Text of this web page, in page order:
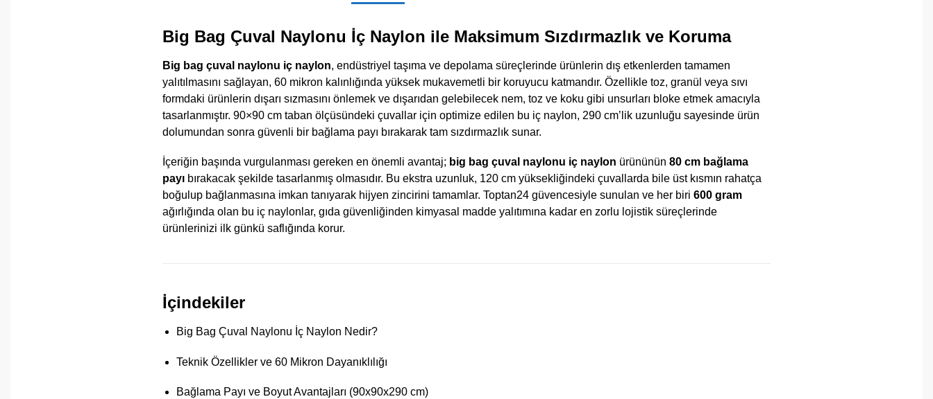
Big Bag Çuval Naylonu İç Naylon ile Maksimum Sızdırmazlık ve Koruma
Big bag çuval naylonu iç naylon, endüstriyel taşıma ve depolama süreçlerinde ürünlerin dış etkenlerden tamamen
yalıtılmasını sağlayan, 60 mikron kalınlığında yüksek mukavemetli bir koruyucu katmandır. Özellikle toz, granül veya sıvı
formdaki ürünlerin dışarı sızmasını önlemek ve dışarıdan gelebilecek nem, toz ve koku gibi unsurları bloke etmek amacıyla
tasarlanmıştır. 90×90 cm taban ölçüsündeki çuvallar için optimize edilen bu iç naylon, 290 cm’lik uzunluğu sayesinde ürün
dolumundan sonra güvenli bir bağlama payı bırakarak tam sızdırmazlık sunar.
İçeriğin başında vurgulanması gereken en önemli avantaj; big bag çuval naylonu iç naylon ürününün 80 cm bağlama
payıbırakacak şekilde tasarlanmış olmasıdır. Bu ekstra uzunluk, 120 cm yüksekliğindeki çuvallarda bile üst kısmın rahatça
boğulup bağlanmasına imkan tanıyarak hijyen zincirini tamamlar. Toptan24 güvencesiyle sunulan ve her biri 600 gram
ağırlığında olan bu iç naylonlar, gıda güvenliğinden kimyasal madde yalıtımına kadar en zorlu lojistik süreçlerinde
ürünlerinizi ilk günkü saflığında korur.
İçindekiler
Big Bag Çuval Naylonu İç Naylon Nedir?
Teknik Özellikler ve 60 Mikron Dayanıklılığı
Bağlama Payı ve Boyut Avantajları (90x90x290 cm)